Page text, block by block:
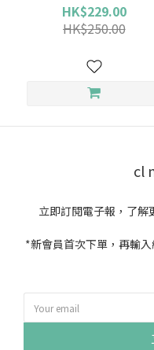
HK$229.00
HK$250.00
cl
立即訂閱電子報，了解
*新會員首次下單，再輸